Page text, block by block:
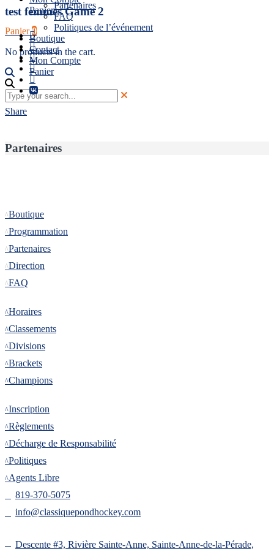
Panier
Panier 0
No products in the cart.
Partenaires
FAQ
Politiques de l’événement
Boutique
Contact
Mon Compte
Panier
test femmes Game 2
Share
Partenaires
Boutique
Programmation
Partenaires
Direction
FAQ
Horaires
Classements
Divisions
Brackets
Champions
Inscription
Règlements
Décharge de Responsabilité
Politiques
Agents Libre
819-370-5075
info@classiquepondhockey.com
Descente #3, Rivière Sainte-Anne, Sainte-Anne-de-la-Pérade,